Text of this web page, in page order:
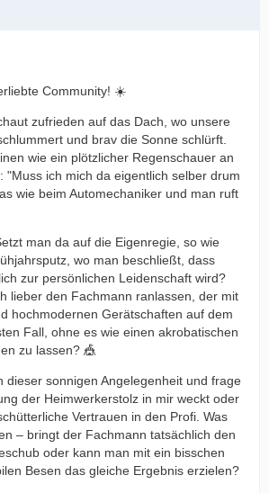
Community! ☀️
zufrieden auf das Dach, wo unsere
und brav die Sonne schlürft.
wie ein plötzlicher Regenschauer an
"Muss ich mich da eigentlich selber drum
wie beim Automechaniker und man ruft
man da auf die Eigenregie, so wie
wo man beschließt, dass
zur persönlichen Leidenschaft wird?
lieber den Fachmann ranlassen, der mit
hochmodernen Gerätschaften auf dem
Fall, ohne es wie einen akrobatischen
zu lassen? 🎪
dieser sonnigen Angelegenheit und frage
der Heimwerkerstolz in mir weckt oder
Vertrauen in den Profi. Was
– bringt der Fachmann tatsächlich den
oder kann man mit ein bisschen
Besen das gleiche Ergebnis erzielen?